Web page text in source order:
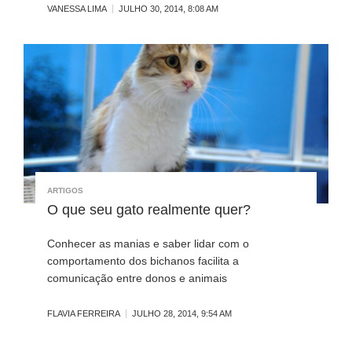
VANESSA LIMA JULHO 30, 2014, 8:08 AM
ARTIGOS
O que seu gato realmente quer?
Conhecer as manias e saber lidar com o
comportamento dos bichanos facilita a
comunicação entre donos e animais
FLAVIA FERREIRA JULHO 28, 2014, 9:54 AM